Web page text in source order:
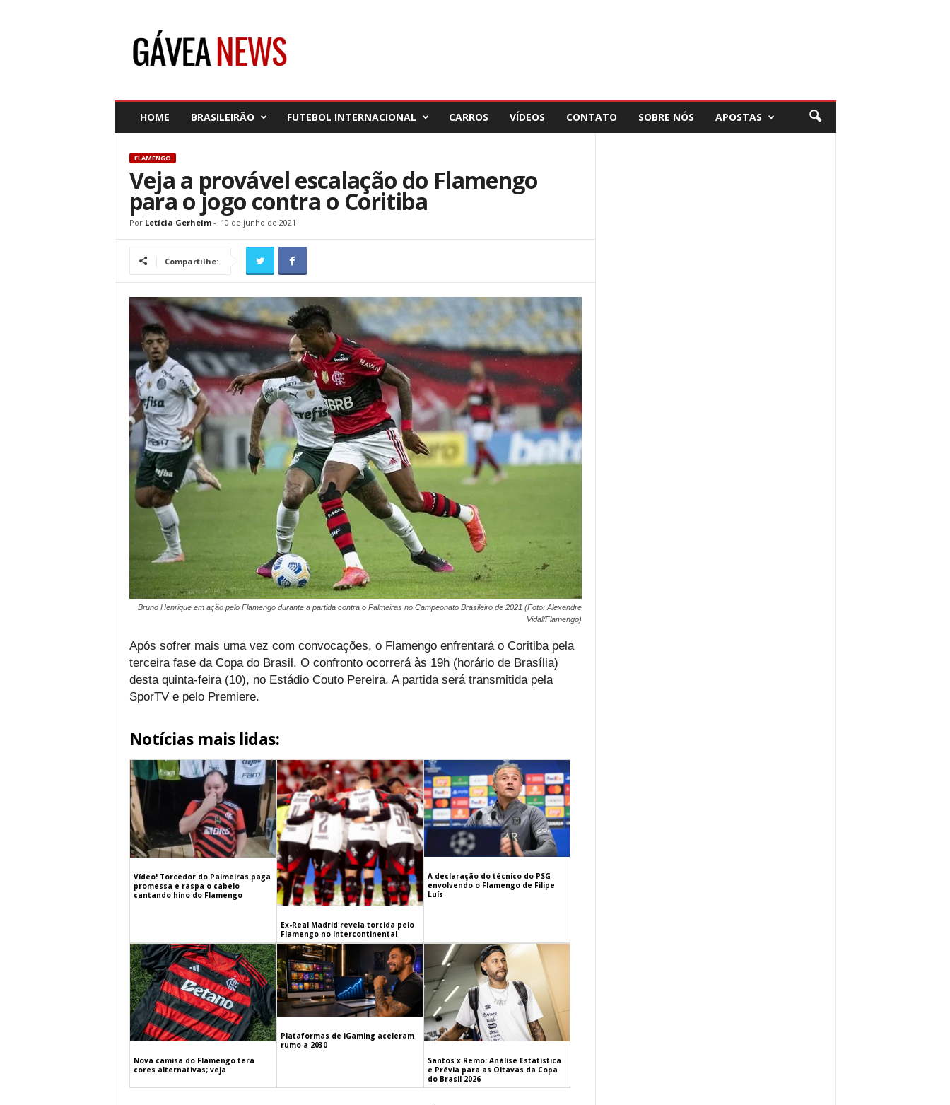
HOME BRASILEIRÃO FUTEBOL INTERNACIONAL CARROS VÍDEOS CONTATO SOBRE NÓS APOSTAS
FLAMENGO
Veja a provável escalação do Flamengo
para o jogo contra o Coritiba
Por Letícia Gerheim- 10 de junho de 2021
Compartilhe:
Bruno Henrique em ação pelo Flamengo durante a partida contra o Palmeiras no Campeonato Brasileiro de 2021 (Foto: Alexandre
Vidal/Flamengo)
Após sofrer mais uma vez com convocações, o Flamengo enfrentará o Coritiba pela
terceira fase da Copa do Brasil. O confronto ocorrerá às 19h (horário de Brasília)
desta quinta-feira (10), no Estádio Couto Pereira. A partida será transmitida pela
SporTV e pelo Premiere.
Notícias mais lidas:
Vídeo! Torcedor do Palmeiras paga
promessa e raspa o cabelo
cantando hino do Flamengo
Ex-Real Madrid revela torcida pelo
Flamengo no Intercontinental
A declaração do técnico do PSG
envolvendo o Flamengo de Filipe
Luís
Nova camisa do Flamengo terá
cores alternativas; veja
Plataformas de iGaming aceleram
rumo a 2030
Santos x Remo: Análise Estatística
e Prévia para as Oitavas da Copa
do Brasil 2026